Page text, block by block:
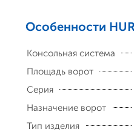
Особенности
Консольная система
Площадь ворот
Серия
Назначение ворот
Тип изделия